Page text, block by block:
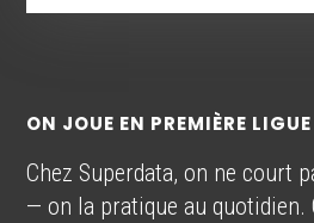
ON JOUE EN PREMIÈRE LIGUE
Chez Superdata, on ne court
— on la pratique au quotidien.